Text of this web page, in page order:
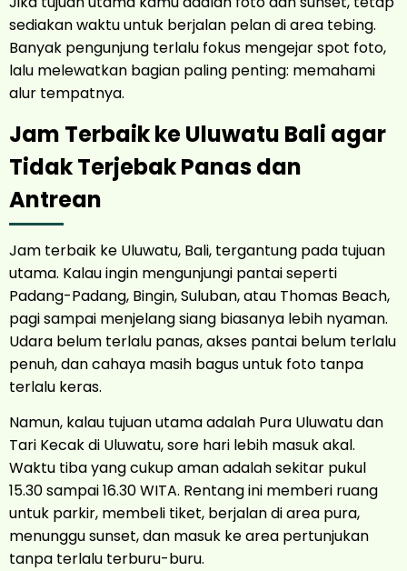
sediakan waktu untuk berjalan pelan di area tebing.
Banyak pengunjung terlalu fokus mengejar spot foto,
lalu melewatkan bagian paling penting: memahami
alur tempatnya.
Jam Terbaik ke Uluwatu Bali agar
Tidak Terjebak Panas dan
Antrean
Jam terbaik ke Uluwatu, Bali, tergantung pada tujuan
utama. Kalau ingin mengunjungi pantai seperti
Padang-Padang, Bingin, Suluban, atau Thomas Beach,
pagi sampai menjelang siang biasanya lebih nyaman.
Udara belum terlalu panas, akses pantai belum terlalu
penuh, dan cahaya masih bagus untuk foto tanpa
terlalu keras.
Namun, kalau tujuan utama adalah Pura Uluwatu dan
Tari Kecak di Uluwatu, sore hari lebih masuk akal.
Waktu tiba yang cukup aman adalah sekitar pukul
15.30 sampai 16.30 WITA. Rentang ini memberi ruang
untuk parkir, membeli tiket, berjalan di area pura,
menunggu sunset, dan masuk ke area pertunjukan
tanpa terlalu terburu-buru.